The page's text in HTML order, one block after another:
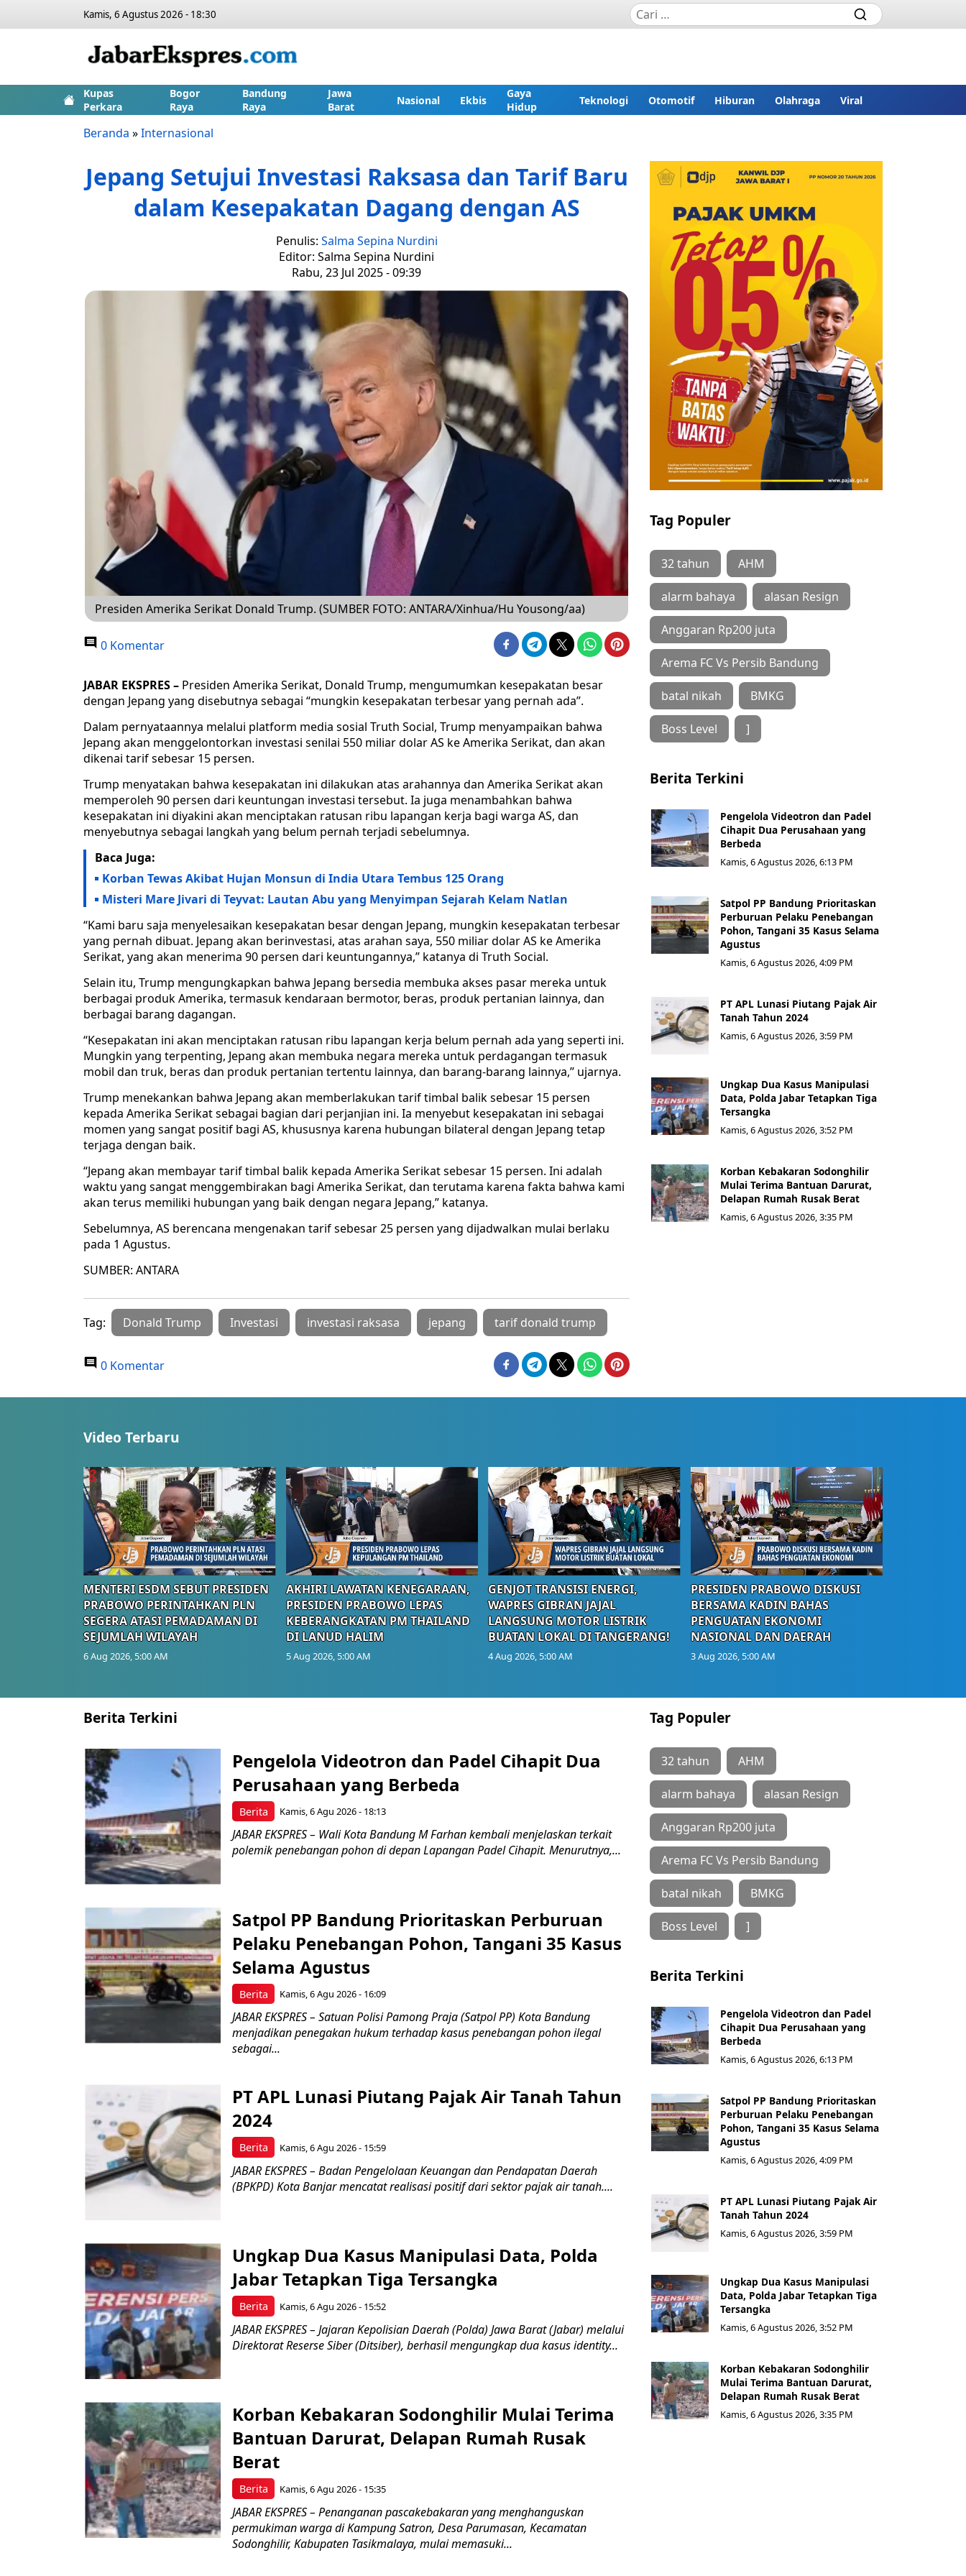
Kamis, 6 Agustus 2026 - 18:30
Kupas
Perkara
Bogor
Raya
Bandung
Raya
Jawa
Barat
Nasional Ekbis
Gaya
Hidup
Teknologi Otomotif Hiburan Olahraga Viral
Beranda »Internasional
Jepang Setujui Investasi Raksasa dan Tarif Baru
dalam Kesepakatan Dagang dengan AS
Penulis: Salma Sepina Nurdini
Editor: Salma Sepina Nurdini
Rabu, 23 Jul 2025 - 09:39
Presiden Amerika Serikat Donald Trump. (SUMBER FOTO: ANTARA/Xinhua/Hu Yousong/aa)
0 Komentar
JABAR EKSPRES – Presiden Amerika Serikat, Donald Trump, mengumumkan kesepakatan besar
dengan Jepang yang disebutnya sebagai “mungkin kesepakatan terbesar yang pernah ada”.
Dalam pernyataannya melalui platform media sosial Truth Social, Trump menyampaikan bahwa
Jepang akan menggelontorkan investasi senilai 550 miliar dolar AS ke Amerika Serikat, dan akan
dikenai tarif sebesar 15 persen.
Trump menyatakan bahwa kesepakatan ini dilakukan atas arahannya dan Amerika Serikat akan
memperoleh 90 persen dari keuntungan investasi tersebut. Ia juga menambahkan bahwa
kesepakatan ini diyakini akan menciptakan ratusan ribu lapangan kerja bagi warga AS, dan
menyebutnya sebagai langkah yang belum pernah terjadi sebelumnya.
Baca Juga:
Korban Tewas Akibat Hujan Monsun di India Utara Tembus 125 Orang
Misteri Mare Jivari di Teyvat: Lautan Abu yang Menyimpan Sejarah Kelam Natlan
“Kami baru saja menyelesaikan kesepakatan besar dengan Jepang, mungkin kesepakatan terbesar
yang pernah dibuat. Jepang akan berinvestasi, atas arahan saya, 550 miliar dolar AS ke Amerika
Serikat, yang akan menerima 90 persen dari keuntungannya,” katanya di Truth Social.
Selain itu, Trump mengungkapkan bahwa Jepang bersedia membuka akses pasar mereka untuk
berbagai produk Amerika, termasuk kendaraan bermotor, beras, produk pertanian lainnya, dan
berbagai barang dagangan.
“Kesepakatan ini akan menciptakan ratusan ribu lapangan kerja belum pernah ada yang seperti ini.
Mungkin yang terpenting, Jepang akan membuka negara mereka untuk perdagangan termasuk
mobil dan truk, beras dan produk pertanian tertentu lainnya, dan barang-barang lainnya,” ujarnya.
Trump menekankan bahwa Jepang akan memberlakukan tarif timbal balik sebesar 15 persen
kepada Amerika Serikat sebagai bagian dari perjanjian ini. Ia menyebut kesepakatan ini sebagai
momen yang sangat positif bagi AS, khususnya karena hubungan bilateral dengan Jepang tetap
terjaga dengan baik.
“Jepang akan membayar tarif timbal balik kepada Amerika Serikat sebesar 15 persen. Ini adalah
waktu yang sangat menggembirakan bagi Amerika Serikat, dan terutama karena fakta bahwa kami
akan terus memiliki hubungan yang baik dengan negara Jepang,” katanya.
Sebelumnya, AS berencana mengenakan tarif sebesar 25 persen yang dijadwalkan mulai berlaku
pada 1 Agustus.
SUMBER: ANTARA
Tag: Donald Trump Investasi investasi raksasa jepang tarif donald trump
0 Komentar
Tag Populer
32 tahun AHM
alarm bahaya alasan Resign
Anggaran Rp200 juta
Arema FC Vs Persib Bandung
batal nikah BMKG
Boss Level ]
Berita Terkini
Pengelola Videotron dan Padel
Cihapit Dua Perusahaan yang
Berbeda
Kamis, 6 Agustus 2026, 6:13 PM
Satpol PP Bandung Prioritaskan
Perburuan Pelaku Penebangan
Pohon, Tangani 35 Kasus Selama
Agustus
Kamis, 6 Agustus 2026, 4:09 PM
PT APL Lunasi Piutang Pajak Air
Tanah Tahun 2024
Kamis, 6 Agustus 2026, 3:59 PM
Ungkap Dua Kasus Manipulasi
Data, Polda Jabar Tetapkan Tiga
Tersangka
Kamis, 6 Agustus 2026, 3:52 PM
Korban Kebakaran Sodonghilir
Mulai Terima Bantuan Darurat,
Delapan Rumah Rusak Berat
Kamis, 6 Agustus 2026, 3:35 PM
Video Terbaru
MENTERI ESDM SEBUT PRESIDEN
PRABOWO PERINTAHKAN PLN
SEGERA ATASI PEMADAMAN DI
SEJUMLAH WILAYAH
6 Aug 2026, 5:00 AM
AKHIRI LAWATAN KENEGARAAN,
PRESIDEN PRABOWO LEPAS
KEBERANGKATAN PM THAILAND
DI LANUD HALIM
5 Aug 2026, 5:00 AM
GENJOT TRANSISI ENERGI,
WAPRES GIBRAN JAJAL
LANGSUNG MOTOR LISTRIK
BUATAN LOKAL DI TANGERANG!
4 Aug 2026, 5:00 AM
PRESIDEN PRABOWO DISKUSI
BERSAMA KADIN BAHAS
PENGUATAN EKONOMI
NASIONAL DAN DAERAH
3 Aug 2026, 5:00 AM
Berita Terkini
Berita
Pengelola Videotron dan Padel Cihapit Dua
Perusahaan yang Berbeda
Kamis, 6 Agu 2026 - 18:13
JABAR EKSPRES – Wali Kota Bandung M Farhan kembali menjelaskan terkait
polemik penebangan pohon di depan Lapangan Padel Cihapit. Menurutnya,...
Berita
Satpol PP Bandung Prioritaskan Perburuan
Pelaku Penebangan Pohon, Tangani 35 Kasus
Selama Agustus
Kamis, 6 Agu 2026 - 16:09
JABAR EKSPRES – Satuan Polisi Pamong Praja (Satpol PP) Kota Bandung
menjadikan penegakan hukum terhadap kasus penebangan pohon ilegal
sebagai...
Berita
PT APL Lunasi Piutang Pajak Air Tanah Tahun
2024
Kamis, 6 Agu 2026 - 15:59
JABAR EKSPRES – Badan Pengelolaan Keuangan dan Pendapatan Daerah
(BPKPD) Kota Banjar mencatat realisasi positif dari sektor pajak air tanah....
Berita
Ungkap Dua Kasus Manipulasi Data, Polda
Jabar Tetapkan Tiga Tersangka
Kamis, 6 Agu 2026 - 15:52
JABAR EKSPRES – Jajaran Kepolisian Daerah (Polda) Jawa Barat (Jabar) melalui
Direktorat Reserse Siber (Ditsiber), berhasil mengungkap dua kasus identity...
Berita
Korban Kebakaran Sodonghilir Mulai Terima
Bantuan Darurat, Delapan Rumah Rusak
Berat
Kamis, 6 Agu 2026 - 15:35
JABAR EKSPRES – Penanganan pascakebakaran yang menghanguskan
permukiman warga di Kampung Satron, Desa Parumasan, Kecamatan
Sodonghilir, Kabupaten Tasikmalaya, mulai memasuki...
Tag Populer
32 tahun AHM
alarm bahaya alasan Resign
Anggaran Rp200 juta
Arema FC Vs Persib Bandung
batal nikah BMKG
Boss Level ]
Berita Terkini
Pengelola Videotron dan Padel
Cihapit Dua Perusahaan yang
Berbeda
Kamis, 6 Agustus 2026, 6:13 PM
Satpol PP Bandung Prioritaskan
Perburuan Pelaku Penebangan
Pohon, Tangani 35 Kasus Selama
Agustus
Kamis, 6 Agustus 2026, 4:09 PM
PT APL Lunasi Piutang Pajak Air
Tanah Tahun 2024
Kamis, 6 Agustus 2026, 3:59 PM
Ungkap Dua Kasus Manipulasi
Data, Polda Jabar Tetapkan Tiga
Tersangka
Kamis, 6 Agustus 2026, 3:52 PM
Korban Kebakaran Sodonghilir
Mulai Terima Bantuan Darurat,
Delapan Rumah Rusak Berat
Kamis, 6 Agustus 2026, 3:35 PM